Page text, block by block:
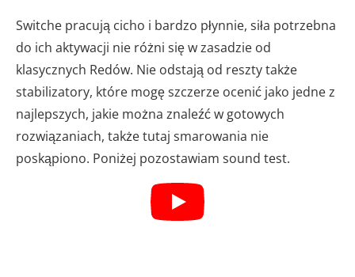
Switche pracują cicho i bardzo płynnie, siła potrzebna
do ich aktywacji nie różni się w zasadzie od
klasycznych Redów. Nie odstają od reszty także
stabilizatory, które mogę szczerze ocenić jako jedne z
najlepszych, jakie można znaleźć w gotowych
rozwiązaniach, także tutaj smarowania nie
poskąpiono. Poniżej pozostawiam sound test.